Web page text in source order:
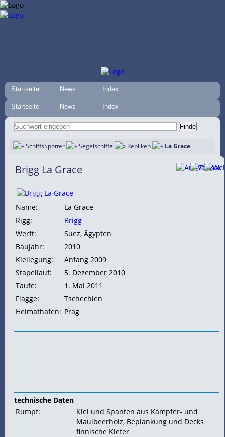
Startseite News Index
Startseite News Index
SchiffsSpotter Segelschiffe Repliken La Grace
Brigg La Grace
Name:
La Grace
Rigg:
Brigg
Werft:
Suez, Ägypten
Baujahr:
2010
Kiellegung:
Anfang 2009
Stapellauf:
5. Dezember 2010
Taufe:
1. Mai 2011
Flagge:
Tschechien
Heimathafen: Prag
technische Daten
Rumpf:
Kiel und Spanten aus Kampfer- und
Maulbeerholz, Beplankung und Decks
finnische Kiefer